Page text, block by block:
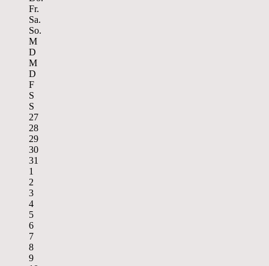
Fr.
Sa.
So.
M
D
M
D
F
S
S
27
28
29
30
31
1
2
3
4
5
6
7
8
9